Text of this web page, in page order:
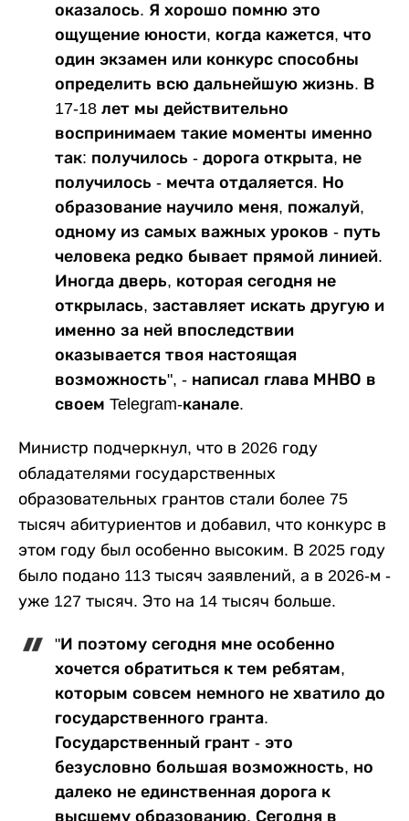
оказалось. Я хорошо помню это
ощущение юности, когда кажется, что
один экзамен или конкурс способны
определить всю дальнейшую жизнь. В
17-18 лет мы действительно
воспринимаем такие моменты именно
так: получилось - дорога открыта, не
получилось - мечта отдаляется. Но
образование научило меня, пожалуй,
одному из самых важных уроков - путь
человека редко бывает прямой линией.
Иногда дверь, которая сегодня не
открылась, заставляет искать другую и
именно за ней впоследствии
оказывается твоя настоящая
возможность", - написал глава МНВО в
своем Telegram-канале.
Министр подчеркнул, что в 2026 году
обладателями государственных
образовательных грантов стали более 75
тысяч абитуриентов и добавил, что конкурс в
этом году был особенно высоким. В 2025 году
было подано 113 тысяч заявлений, а в 2026-м -
уже 127 тысяч. Это на 14 тысяч больше.
"И поэтому сегодня мне особенно
хочется обратиться к тем ребятам,
которым совсем немного не хватило до
государственного гранта.
Государственный грант - это
безусловно большая возможность, но
далеко не единственная дорога к
высшему образованию. Сегодня в